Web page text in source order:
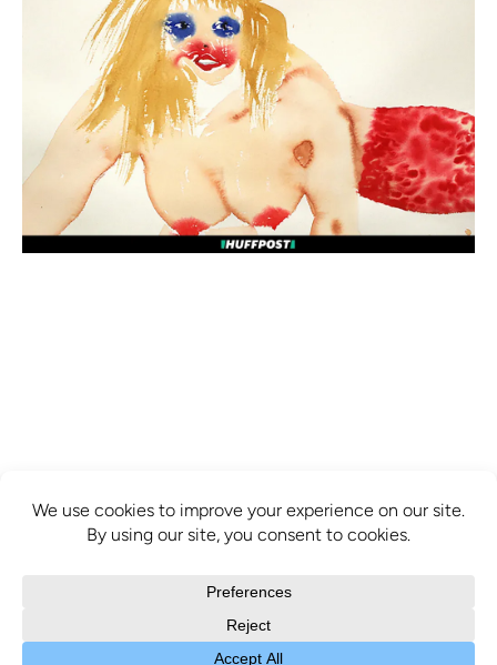
info@mcbridecontemporain.com
372 Sainte-Catherine Street W. #414,
Montreal, QC, H3B 1A2